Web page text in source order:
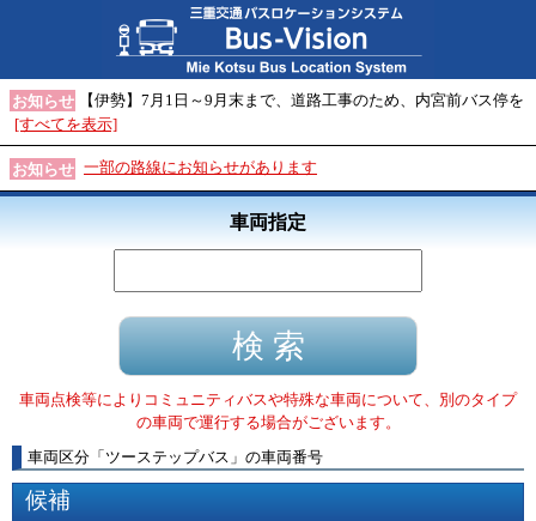
お知らせ
【伊勢】7月1日～9月末まで、道路工事のため、内宮前バス停を
[すべてを表示]
お知らせ 一部の路線にお知らせがあります
車両指定
車両点検等によりコミュニティバスや特殊な車両について、別のタイプ
の車両で運行する場合がございます。
車両区分 「 ツーステップバス 」 の車両番号
候補